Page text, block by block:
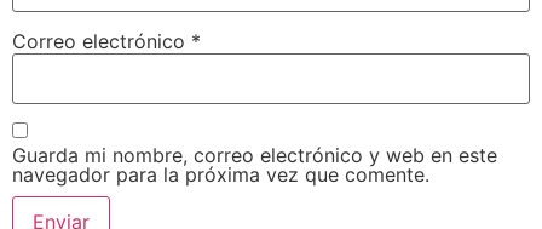
Correo electrónico *
Guarda mi nombre, correo electrónico y web en este
navegador para la próxima vez que comente.